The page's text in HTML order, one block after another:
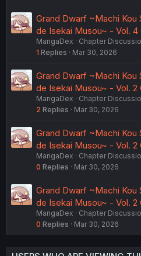
Grand Dwarf ~Machi Kou
de Isekai Musou~ - Vol. 4
MangaDex
Chapter
1 Replies Mar 30, 2026
Grand Dwarf ~Machi Kou
de Isekai Musou~ - Vol. 2
MangaDex
Chapter
2 Replies Mar 30, 2026
Grand Dwarf ~Machi Kou
de Isekai Musou~ - Vol. 2
MangaDex
Chapter
0 Replies Mar 30, 2026
Grand Dwarf ~Machi Kou
de Isekai Musou~ - Vol. 2
MangaDex
Chapter
0 Replies Mar 30, 2026